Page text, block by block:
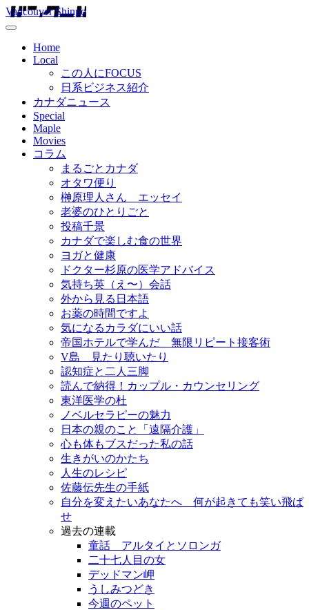
Vancouver Shinpo
Home
Local
この人にFOCUS
日系ビジネス紹介
カナダニュース
Special
Maple
Movies
コラム
まるごとカナダ
オタワ便り
榊原理人さん エッセイ
老婆のひとりごと
投稿千景
カナダで楽しむ食の世界
ヨガと健康
ドクター杉原の医学アドバイス
気持ち英（え〜）会話
外から見る日本語
お薬の時間ですよ
気になるカラダにいい話
帝国ホテルで学んだ 無限リピート接客術
V島 見たり聴いたり
認知症と二人三脚
読んで納得！カップル・カウンセリング
東洋医学の杜
ノベルセラピーの魅力
日本の親のこと「遠隔介護」
心も体もブスだった私の話
生きがいのかたち
人生のレシピ
佐藤伝先生の手紙
自分を変えたいあなたへ 何が起きても笑い飛ば
せ
過去の連載
童話 アルタイとソロンガ
二十七人目の女
デッドマン岬
うしみつどき
今週のペット